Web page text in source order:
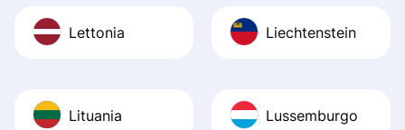
Lettonia Liechtenstein
Lituania Lussemburgo